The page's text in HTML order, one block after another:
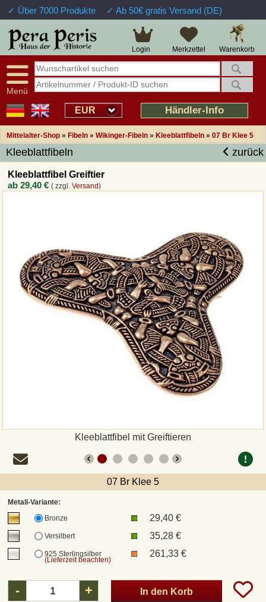
✓ Über 7000 Produkte ✓ Ab 50€ gratis Versand (DE)
Warenkorb
Merkzettel
Login
Menü
EUR Händler-Info
Mittelalter-Shop » Fibeln » Wikinger-Fibeln » Kleeblattfibeln » 07 Br Klee 5
Kleeblattfibeln zurück
Kleeblattfibel Greiftier
ab29,40 € ( zzgl.Versand)
Kleeblattfibel mit Greiftieren
07 Br Klee 5
Metall-Variante:
Bronze
29,40 €
Versilbert 35,28 €
925 Sterlingsilber
(Lieferzeit beachten)
261,33 €
- + In den Korb
Große Auswahl
Verfügbarkeitsanzeige
Sendungsverfolgung
Intelligente Navigation
Freundlicher Service
14 Tage Widerrufsrecht
Über 25 Jahre Erfahrung
Schnelle Rücküberweisung
Kulant bei Retouren
Prof. Auftragsabwicklung
Übersicht Mittelalter-Produkte
Impressum
Widerrufsfunktion
Zahlungsweisen
Versandarten und Retouren
UPS
DHL Paket
DPD
DHL Kleinpaket
DHL Express